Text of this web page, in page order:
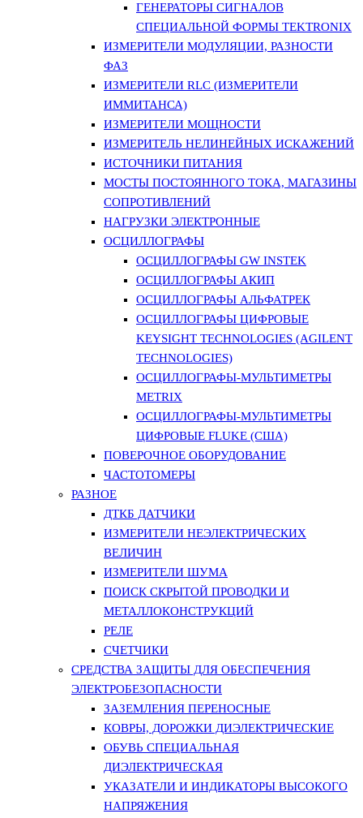
ГЕНЕРАТОРЫ СИГНАЛОВ
СПЕЦИАЛЬНОЙ ФОРМЫ TEKTRONIX
ИЗМЕРИТЕЛИ МОДУЛЯЦИИ, РАЗНОСТИ
ФАЗ
ИЗМЕРИТЕЛИ RLC (ИЗМЕРИТЕЛИ
ИММИТАНСА)
ИЗМЕРИТЕЛИ МОЩНОСТИ
ИЗМЕРИТЕЛЬ НЕЛИНЕЙНЫХ ИСКАЖЕНИЙ
ИСТОЧНИКИ ПИТАНИЯ
МОСТЫ ПОСТОЯННОГО ТОКА, МАГАЗИНЫ
СОПРОТИВЛЕНИЙ
НАГРУЗКИ ЭЛЕКТРОННЫЕ
ОСЦИЛЛОГРАФЫ
ОСЦИЛЛОГРАФЫ GW INSTEK
ОСЦИЛЛОГРАФЫ АКИП
ОСЦИЛЛОГРАФЫ АЛЬФАТРЕК
ОСЦИЛЛОГРАФЫ ЦИФРОВЫЕ
KEYSIGHT TECHNOLOGIES (AGILENT
TECHNOLOGIES)
ОСЦИЛЛОГРАФЫ-МУЛЬТИМЕТРЫ
METRIX
ОСЦИЛЛОГРАФЫ-МУЛЬТИМЕТРЫ
ЦИФРОВЫЕ FLUKE (США)
ПОВЕРОЧНОЕ ОБОРУДОВАНИЕ
ЧАСТОТОМЕРЫ
РАЗНОЕ
ДТКБ ДАТЧИКИ
ИЗМЕРИТЕЛИ НЕЭЛЕКТРИЧЕСКИХ
ВЕЛИЧИН
ИЗМЕРИТЕЛИ ШУМА
ПОИСК СКРЫТОЙ ПРОВОДКИ И
МЕТАЛЛОКОНСТРУКЦИЙ
РЕЛЕ
СЧЕТЧИКИ
СРЕДСТВА ЗАЩИТЫ ДЛЯ ОБЕСПЕЧЕНИЯ
ЭЛЕКТРОБЕЗОПАСНОСТИ
ЗАЗЕМЛЕНИЯ ПЕРЕНОСНЫЕ
КОВРЫ, ДОРОЖКИ ДИЭЛЕКТРИЧЕСКИЕ
ОБУВЬ СПЕЦИАЛЬНАЯ
ДИЭЛЕКТРИЧЕСКАЯ
УКАЗАТЕЛИ И ИНДИКАТОРЫ ВЫСОКОГО
НАПРЯЖЕНИЯ